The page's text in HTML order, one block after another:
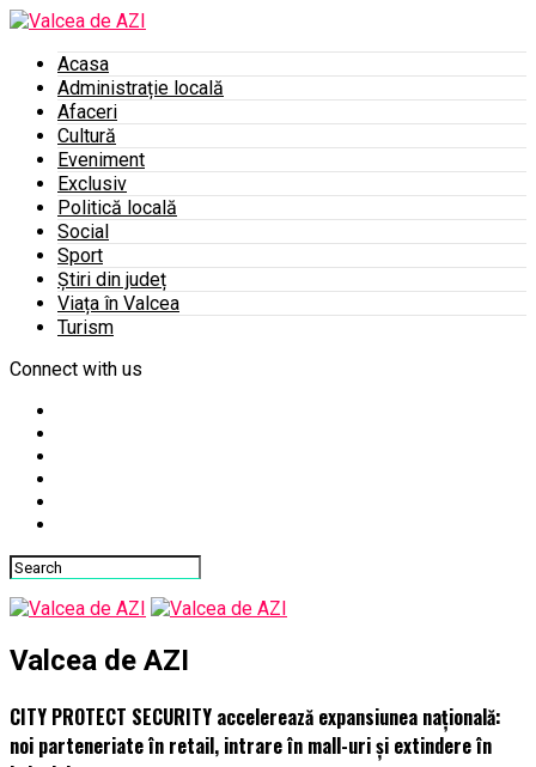
Acasa
Administrație locală
Afaceri
Cultură
Eveniment
Exclusiv
Politică locală
Social
Sport
Știri din județ
Viața în Valcea
Turism
Connect with us
Valcea de AZI
CITY PROTECT SECURITY accelerează expansiunea națională:
noi parteneriate în retail, intrare în mall-uri și extindere în